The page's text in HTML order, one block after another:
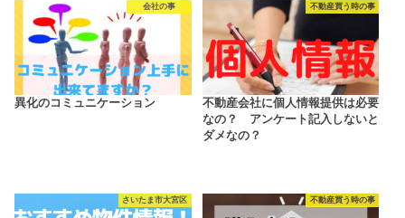
会社の事
異化のコミュニケーション
不動産買う時の事
不動産会社に個人情報提供は必要
なの？ アンケート記入しないと
ダメなの？
さいたま市大宮区 不動産買う時の事